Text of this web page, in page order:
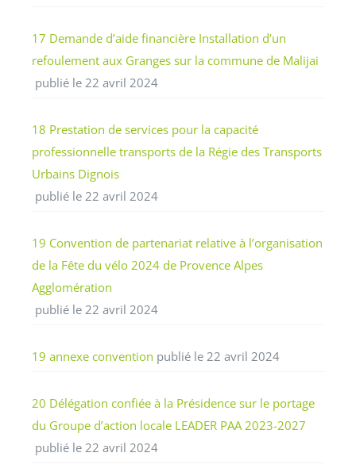
17 Demande d’aide financière Installation d’un
refoulement aux Granges sur la commune de Malijai
publié le 22 avril 2024
18 Prestation de services pour la capacité
professionnelle transports de la Régie des Transports
Urbains Dignois
publié le 22 avril 2024
19 Convention de partenariat relative à l’organisation
de la Fête du vélo 2024 de Provence Alpes
Agglomération
publié le 22 avril 2024
19 annexe convention publié le 22 avril 2024
20 Délégation confiée à la Présidence sur le portage
du Groupe d’action locale LEADER PAA 2023-2027
publié le 22 avril 2024